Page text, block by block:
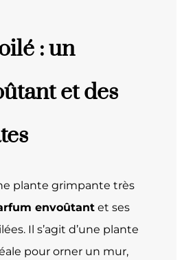
: un
et des
plante grimpante très
envoûtant et ses
Il s’agit d’une plante
pour orner un mur,